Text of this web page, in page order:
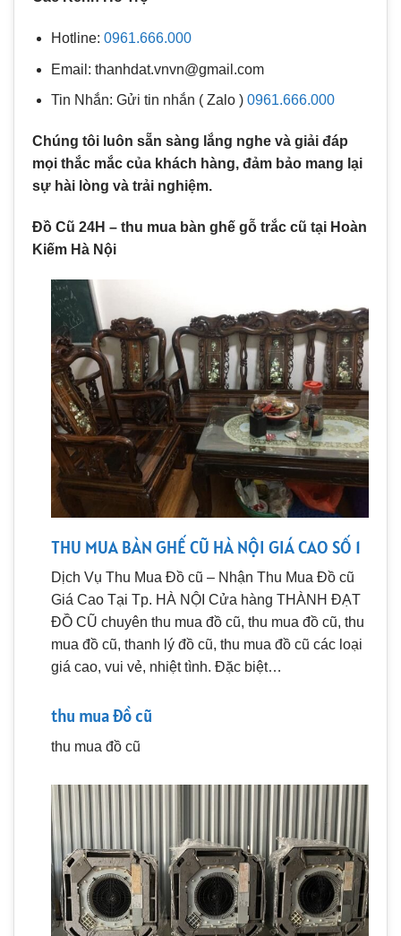
Hotline: 0961.666.000
Email: thanhdat.vnvn@gmail.com
Tin Nhắn: Gửi tin nhắn ( Zalo ) 0961.666.000
Chúng tôi luôn sẵn sàng lắng nghe và giải đáp
mọi thắc mắc của khách hàng, đảm bảo mang lại
sự hài lòng và trải nghiệm.
Đồ Cũ 24H – thu mua bàn ghế gỗ trắc cũ tại Hoàn
Kiếm Hà Nội
THU MUA BÀN GHẾ CŨ HÀ NỘI GIÁ CAO SỐ 1
Dịch Vụ Thu Mua Đồ cũ – Nhận Thu Mua Đồ cũ
Giá Cao Tại Tp. HÀ NỘI Cửa hàng THÀNH ĐẠT
ĐỒ CŨ chuyên thu mua đồ cũ, thu mua đồ cũ, thu
mua đồ cũ, thanh lý đồ cũ, thu mua đồ cũ các loại
giá cao, vui vẻ, nhiệt tình. Đặc biệt…
thu mua đồ cũ
thu mua đồ cũ